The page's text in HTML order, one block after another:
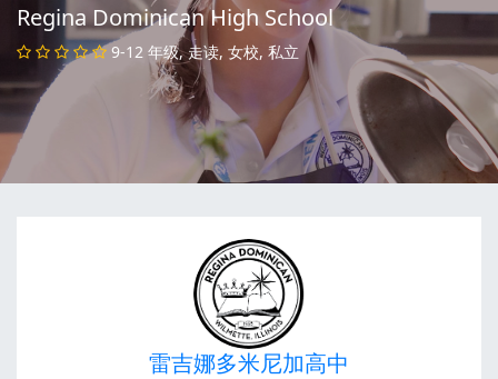
Regina Dominican High School
9-12 年级, 走读, 女校, 私立
雷吉娜多米尼加高中